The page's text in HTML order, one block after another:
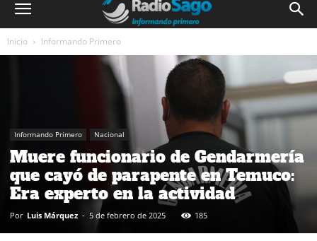
Inicio Informando Primero
Informando Primero Nacional
Muere funcionario de Gendarmería
que cayó de parapente en Temuco:
Era experto en la actividad
Por Luis Márquez - 5 de febrero de 2025 185